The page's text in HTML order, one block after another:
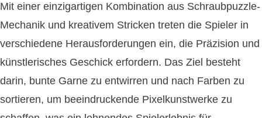
Mit einer einzigartigen Kombination aus Schraubpuzzle-
Mechanik und kreativem Stricken treten die Spieler in
verschiedene Herausforderungen ein, die Präzision und
künstlerisches Geschick erfordern. Das Ziel besteht
darin, bunte Garne zu entwirren und nach Farben zu
sortieren, um beeindruckende Pixelkunstwerke zu